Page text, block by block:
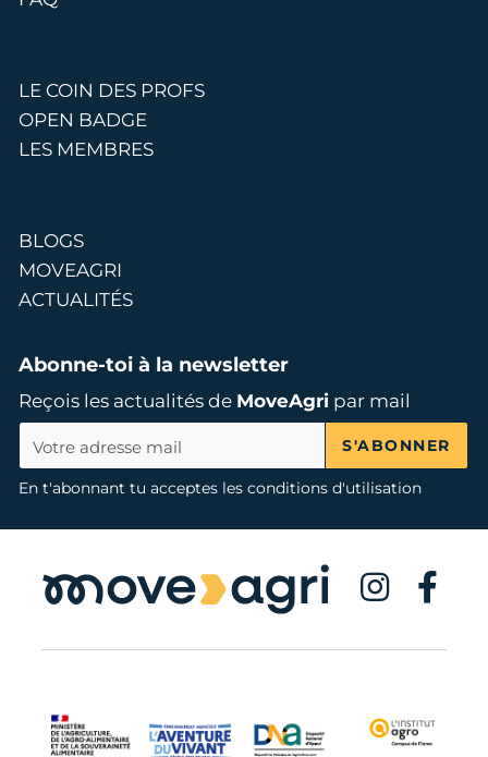
LE COIN DES PROFS
OPEN BADGE
LES MEMBRES
BLOGS
MOVEAGRI
ACTUALITÉS
Abonne-toi à la newsletter
Reçois les actualités de MoveAgripar mail
S'ABONNER
En t'abonnant tu acceptes les conditions d'utilisation